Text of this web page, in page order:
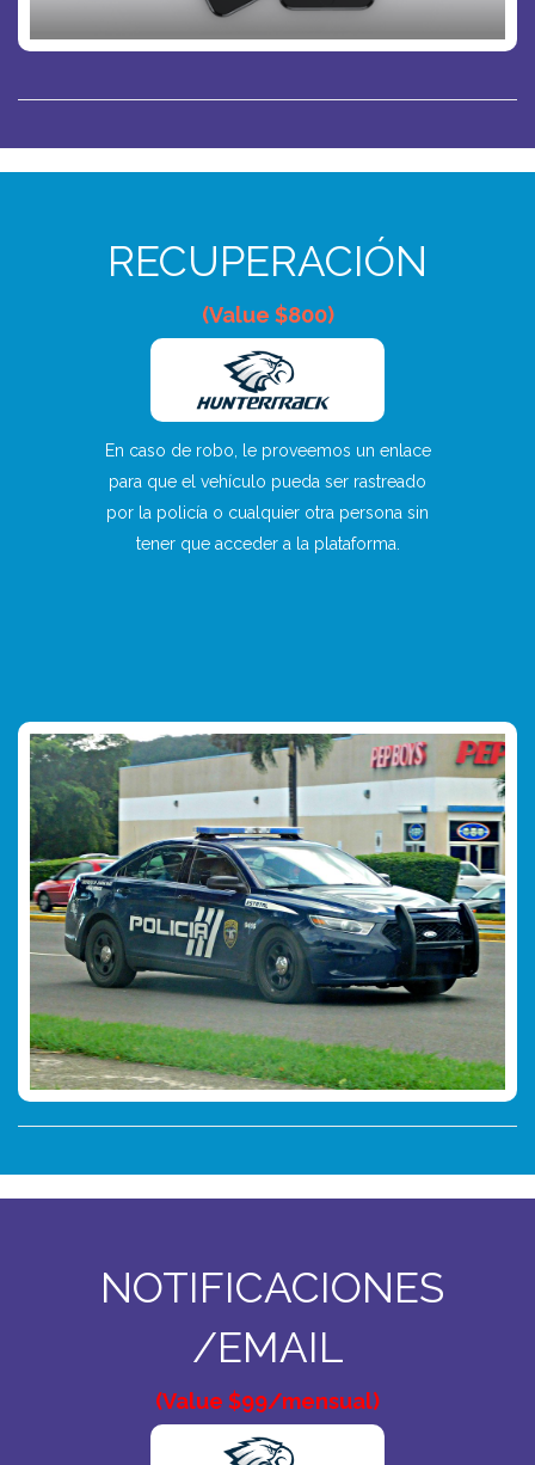
RECUPERACIÓN
(Value $800)
En caso de robo, le proveemos un enlace
para que el vehículo pueda ser rastreado
por la policía o cualquier otra persona sin
tener que acceder a la plataforma.
NOTIFICACIONES
/EMAIL
(Value $99/mensual)